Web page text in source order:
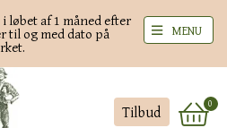
løbet af 1 måned efter
til og med dato på
Tilbud 0
MENU